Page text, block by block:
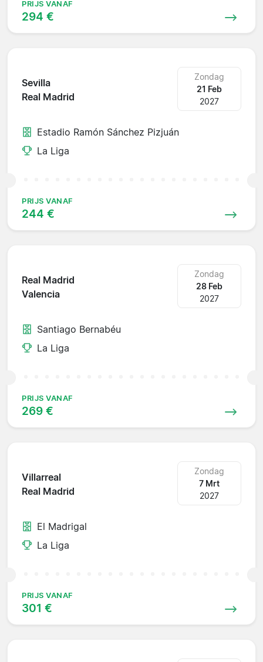
PRIJS VANAF
294 €
Sevilla
Real Madrid
Zondag
21 Feb
2027
Estadio Ramón Sánchez Pizjuán
La Liga
PRIJS VANAF
244 €
Real Madrid
Valencia
Zondag
28 Feb
2027
Santiago Bernabéu
La Liga
PRIJS VANAF
269 €
Villarreal
Real Madrid
Zondag
7 Mrt
2027
El Madrigal
La Liga
PRIJS VANAF
301 €